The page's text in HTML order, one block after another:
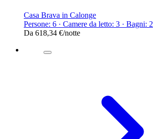
Casa Brava in Calonge
Persone: 6 · Camere da letto: 3 · Bagni: 2
Da 618,34 €/notte